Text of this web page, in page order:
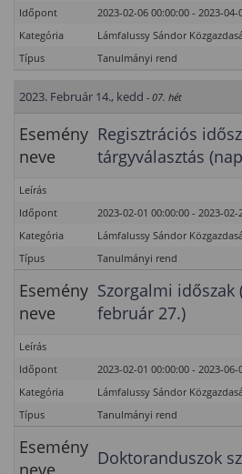
Időpont
2023-02-06 00:00:00 - 2023-04-
Kategória
Lámfalussy Sándor
Típus
Tanulmányi rend
2023. Február 14., kedd - 07. hét
Esemény
neve
Regisztrációs
tárgyválasztás
Leírás
Időpont
2023-02-01 00:00:00 - 2023-02-
Kategória
Lámfalussy Sándor
Típus
Tanulmányi rend
Esemény
neve
Szorgalmi
február 27.)
Leírás
Időpont
2023-02-01 00:00:00 - 2023-06-
Kategória
Lámfalussy Sándor
Típus
Tanulmányi rend
Esemény
neve
Doktoranduszok